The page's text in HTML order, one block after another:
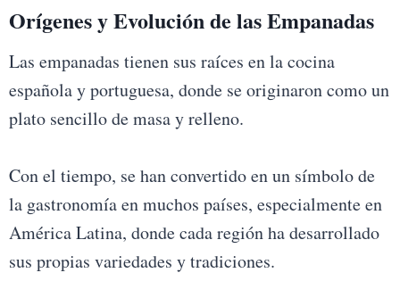
Orígenes y Evolución de las Empanadas
Las empanadas tienen sus raíces en la cocina
española y portuguesa, donde se originaron como un
plato sencillo de masa y relleno.
Con el tiempo, se han convertido en un símbolo de
la gastronomía en muchos países, especialmente en
América Latina, donde cada región ha desarrollado
sus propias variedades y tradiciones.